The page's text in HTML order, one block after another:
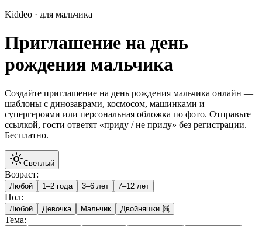
Kiddeo · для мальчика
Приглашение на день
рождения мальчика
Создайте приглашение на день рождения мальчика онлайн —
шаблоны с динозаврами, космосом, машинками и
супергероями или персональная обложка по фото. Отправьте
ссылкой, гости ответят «приду / не приду» без регистрации.
Бесплатно.
Светлый
Возраст:
Любой 1–2 года 3–6 лет 7–12 лет
Пол:
Любой Девочка Мальчик Двойняшки 👯
Тема: